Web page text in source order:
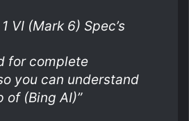
VI (Mark 6) Spec’s
for complete
you can understand
of (Bing AI)”